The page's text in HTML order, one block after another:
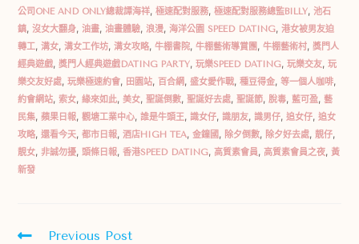
公司ONE AND ONLY總裁譚海祥, 極速配對服務, 極速配對服務總監BILLY, 池石
鎮, 沒女大翻身, 油畫, 油畫體驗, 浪漫, 海洋公園 SPEED DATING, 港女被男友迫
轉工, 溝女, 溝女工作坊, 溝女攻略, 牛棚書院, 牛棚藝術導賞團 , 牛棚藝術村, 獎門人
經典遊戲, 獎門人經典遊戲DATING PARTY, 玩樂SPEED DATING, 玩樂交友, 玩
樂交友好處, 玩樂極速約會, 田園站, 百合網, 盛女愛作戰, 種豆得金, 等一個人咖啡,
約會網站, 索女, 緣來如此, 美女, 聖誕倒數, 聖誕好去處, 聖誕節, 脫毒, 藍可盈, 藝
民集, 蘋果日報, 觀塘工業中心, 誰是牛頭王, 識女仔, 識朋友, 識男仔, 追女仔, 追女
攻略, 還看今天, 都市日報, 酒店HIGH TEA, 金鐘國 , 除夕倒數, 除夕好去處, 靚仔,
靚女, 非誠勿擾, 頭條日報, 香港SPEED DATING, 高質素會員, 高質素會員之夜, 黃
新發
Previous Post